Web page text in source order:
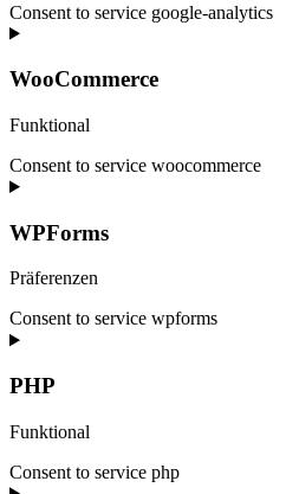
Consent to service google-analytics
WooCommerce
Funktional
Consent to service woocommerce
WPForms
Präferenzen
Consent to service wpforms
PHP
Funktional
Consent to service php